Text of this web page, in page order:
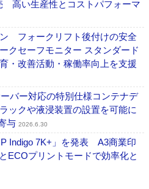
高い生産性とコストパフォーマ
フォークリフト後付けの安全
クセーフモニター スタンダード
・改善活動・稼働率向上を支援
バー対応の特別仕様コンテナデ
ックや液浸装置の設置を可能に
与 2026.6.30
Indigo 7K+」を発表 A3商業印
ECOプリントモードで効率化と